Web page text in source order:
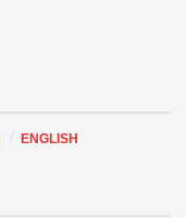
ENGLISH